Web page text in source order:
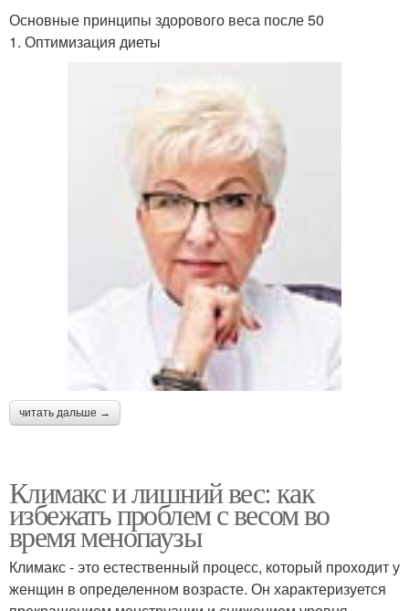
Основные принципы здорового веса после 50
1. Оптимизация диеты
читать дальше →
Климакс и лишний вес: как
избежать проблем с весом во
время менопаузы
Климакс - это естественный процесс, который проходит у
женщин в определенном возрасте. Он характеризуется